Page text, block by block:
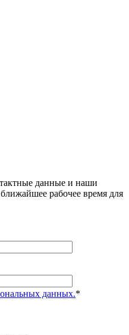
данные и наши
рабочее время для
данных.*